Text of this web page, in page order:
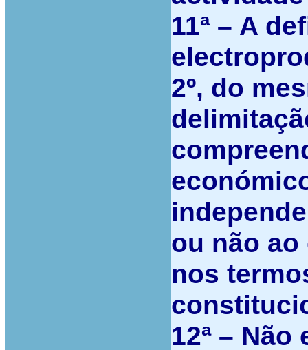
11ª – A
2º, do
ou não
nos
12ª – Não